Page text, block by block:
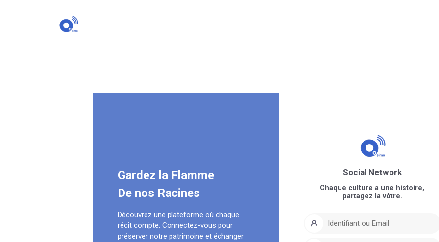
Gardez la Flamme
De nos Racines
Découvrez une plateforme où chaque
récit compte. Connectez-vous pour
préserver notre patrimoine et échanger
Social Network
Chaque culture a une histoire,
partagez la vôtre.